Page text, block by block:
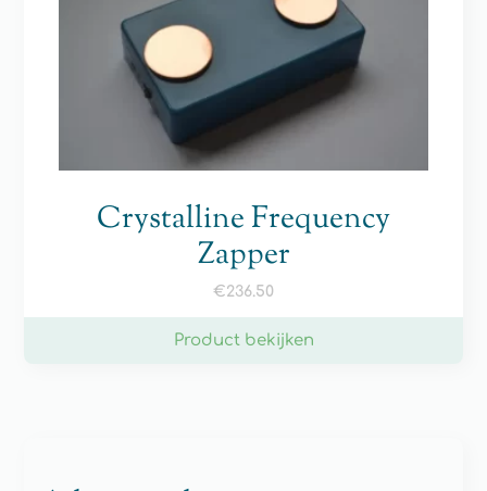
Crystalline Frequency
Zapper
€236.50
Product bekijken